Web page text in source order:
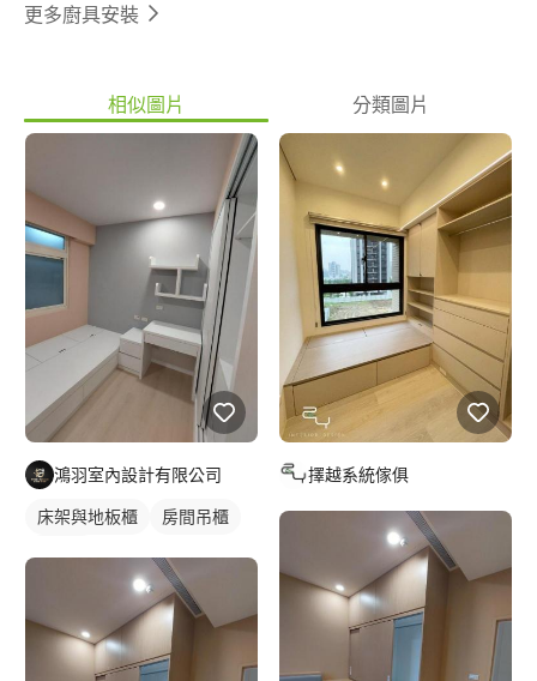
更多廚具安裝
相似圖片 分類圖片
鴻羽室內設計有限公司
床架與地板櫃
房間吊櫃
擇越系統傢俱